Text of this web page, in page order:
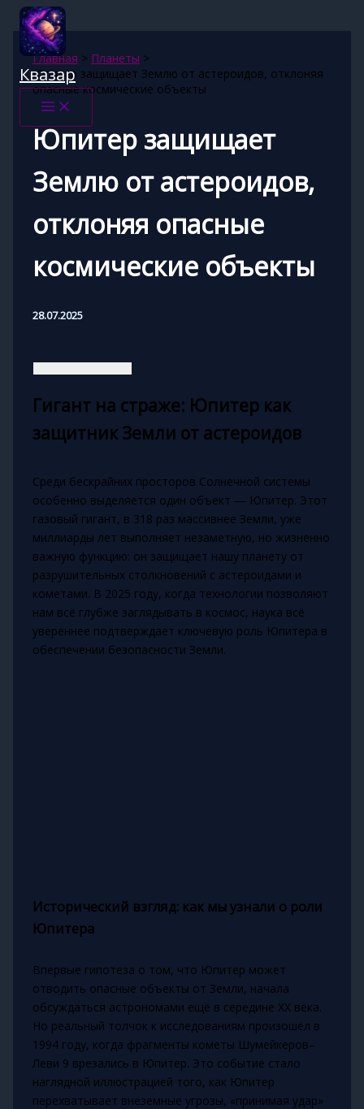
Перейти
содержимому
Квазар
Главная
Планеты
Юпитер защищает Землю от астероидов, отклоняя
опасные космические объекты
Юпитер защищает
Землю от астероидов,
отклоняя опасные
космические объекты
28.07.2025
Гигант на страже: Юпитер как
защитник Земли от астероидов
Среди бескрайних просторов Солнечной системы
особенно выделяется один объект — Юпитер. Этот
газовый гигант, в 318 раз массивнее Земли, уже
миллиарды лет выполняет незаметную, но жизненно
важную функцию: он защищает нашу планету от
разрушительных столкновений с астероидами и
кометами. В 2025 году, когда технологии позволяют
нам всё глубже заглядывать в космос, наука всё
увереннее подтверждает ключевую роль Юпитера в
обеспечении безопасности Земли.
Исторический взгляд: как мы узнали о роли
Юпитера
Впервые гипотеза о том, что Юпитер может
отводить опасные объекты от Земли, начала
обсуждаться астрономами ещё в середине XX века.
Но реальный толчок к исследованиям произошёл в
1994 году, когда фрагменты кометы Шумейкеров–
Леви 9 врезались в Юпитер. Это событие стало
наглядной иллюстрацией того, как Юпитер
перехватывает внеземные угрозы, «принимая удар»